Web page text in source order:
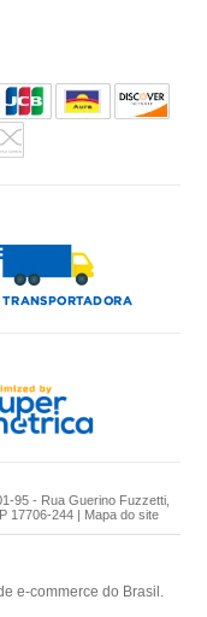
95 - Rua Guerino Fuzzetti,
17706-244 | Mapa do site
e-commerce do Brasil.